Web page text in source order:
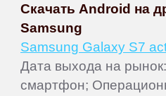
Скачать Android на
Samsung
Samsung Galaxy S7
Дата выхода на
смартфон;